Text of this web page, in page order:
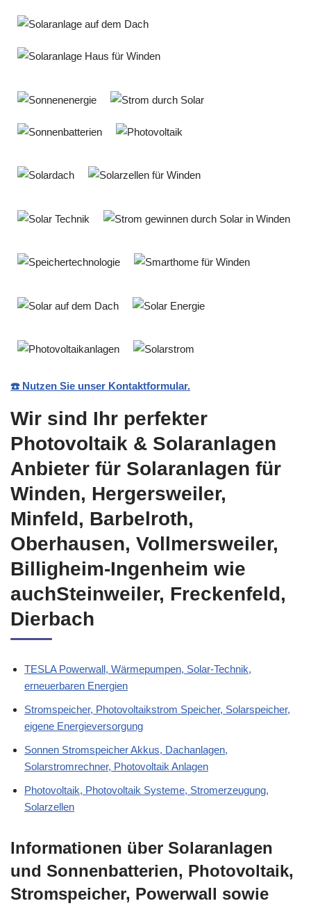
☎️ Nutzen Sie unser Kontaktformular.
Wir sind Ihr perfekter
Photovoltaik & Solaranlagen
Anbieter für Solaranlagen für
Winden, Hergersweiler,
Minfeld, Barbelroth,
Oberhausen, Vollmersweiler,
Billigheim-Ingenheim wie
auchSteinweiler, Freckenfeld,
Dierbach
TESLA Powerwall, Wärmepumpen, Solar-Technik,
erneuerbaren Energien
Stromspeicher, Photovoltaikstrom Speicher, Solarspeicher,
eigene Energieversorgung
Sonnen Stromspeicher Akkus, Dachanlagen,
Solarstromrechner, Photovoltaik Anlagen
Photovoltaik, Photovoltaik Systeme, Stromerzeugung,
Solarzellen
Informationen über Solaranlagen
und Sonnenbatterien, Photovoltaik,
Stromspeicher, Powerwall sowie